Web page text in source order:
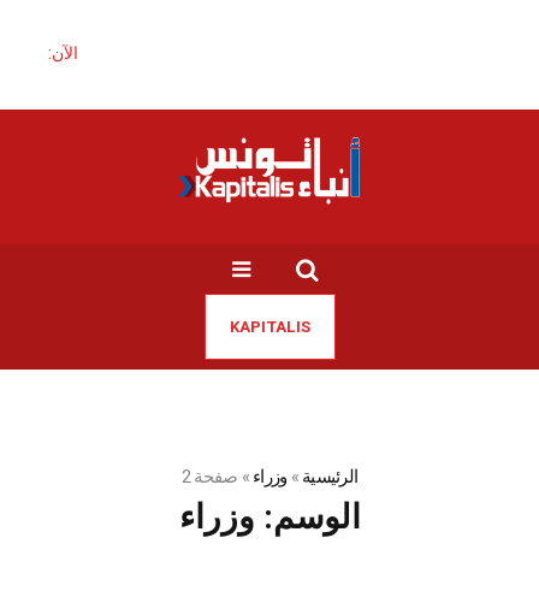
الآن:
KAPITALIS
الرئيسية» وزراء» صفحة 2
الوسم: وزراء